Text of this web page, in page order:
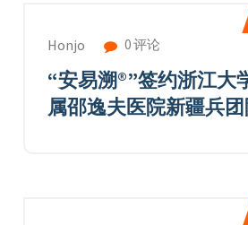
Honjo 0 评论
“安易溯®”签约浙江大
属邵逸夫医院新疆兵